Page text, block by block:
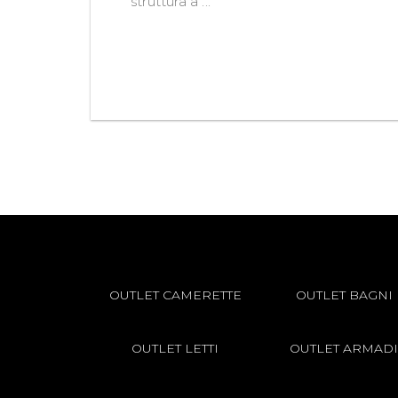
OUTLET CAMERETTE OUTLET BAGNI
OUTLET LETTI OUTLET ARMADI